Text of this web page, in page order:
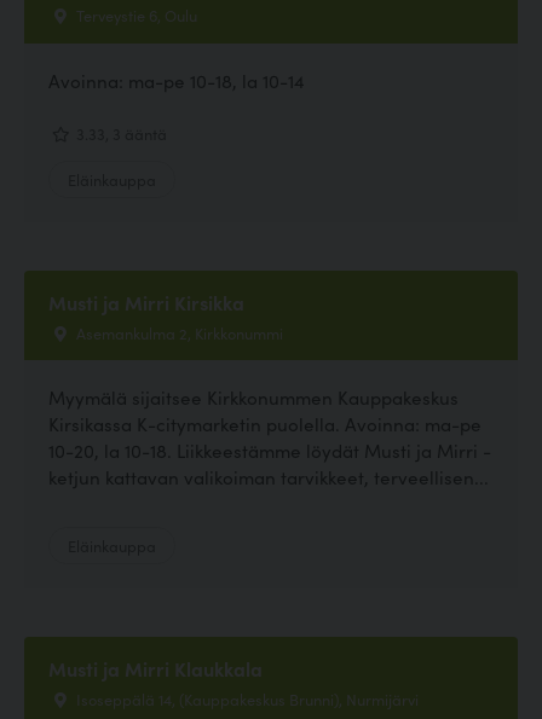
Terveystie 6, Oulu
Avoinna: ma-pe 10-18, la 10-14
Musti ja Mirri Kirsikka
Asemankulma 2, Kirkkonummi
Myymälä sijaitsee Kirkkonummen Kauppakeskus
Kirsikassa K-citymarketin puolella. Avoinna: ma-pe
10-20, la 10-18. Liikkeestämme löydät Musti ja Mirri -
ketjun kattavan valikoiman tarvikkeet, terveellisen...
Musti ja Mirri Klaukkala
Isoseppälä 14, (Kauppakeskus Brunni), Nurmijärvi